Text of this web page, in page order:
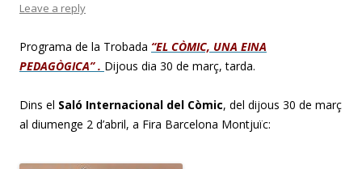
Leave a reply
Programa de la Trobada “EL CÒMIC, UNA EINA
PEDAGÒGICA” . Dijous dia 30 de març, tarda.
Dins el Saló Internacional del Còmic, del dijous 30 de març
al diumenge 2 d’abril, a Fira Barcelona Montjuïc: